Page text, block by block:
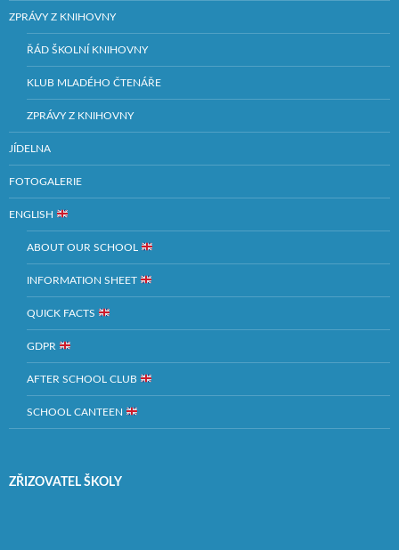
ZPRÁVY Z KNIHOVNY
ŘÁD ŠKOLNÍ KNIHOVNY
KLUB MLADÉHO ČTENÁŘE
ZPRÁVY Z KNIHOVNY
JÍDELNA
FOTOGALERIE
ENGLISH
ABOUT OUR SCHOOL
INFORMATION SHEET
QUICK FACTS
GDPR
AFTER SCHOOL CLUB
SCHOOL CANTEEN
ZŘIZOVATEL ŠKOLY